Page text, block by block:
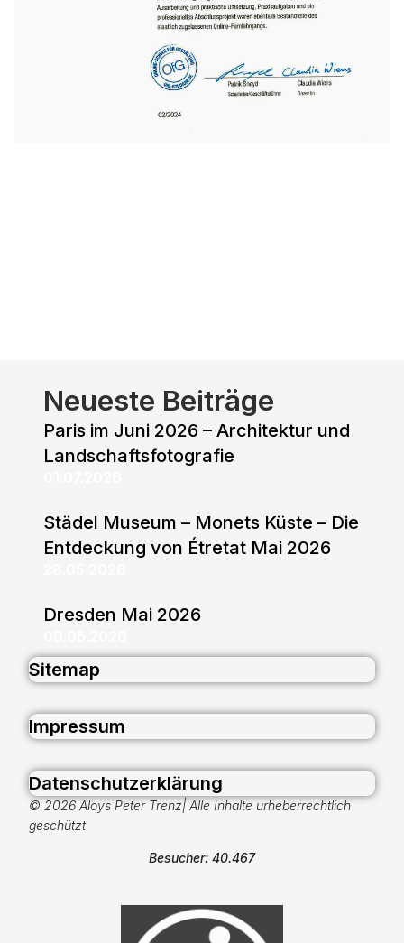
Sitemap
Impressum
Datenschutzerklärung
Neueste Beiträge
Paris im Juni 2026 – Architektur und
Landschaftsfotografie
Städel Museum – Monets Küste – Die
Entdeckung von Étretat Mai 2026
Dresden Mai 2026
© 2026 Aloys Peter Trenz| Alle Inhalte urheberrechtlich
geschützt
Besucher: 40.467